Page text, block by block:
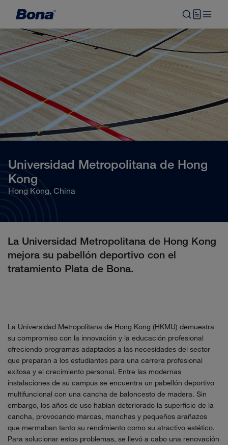
Universidad Metropolitana de Hong
Kong
Hong Kong, China
La Universidad Metropolitana de Hong Kong
mejora su pabellón deportivo con el
tratamiento Plata de Bona.
La Universidad Metropolitana de Hong Kong (HKMU) demuestra
su compromiso con la innovación y la educación profesional
ofreciendo programas adaptados a las necesidades del sector
que preparan a los estudiantes para una carrera profesional
exitosa y el crecimiento personal. Entre las modernas
instalaciones de su campus se encuentra un pabellón deportivo
multifuncional con una cancha de baloncesto de madera. Sin
embargo, los años de uso habían deteriorado la superficie de la
cancha, provocando marcas, manchas y pequeños arañazos
que mermaban tanto su rendimiento como su atractivo estético.
Para solucionar estos problemas, se llevó a cabo una renovación